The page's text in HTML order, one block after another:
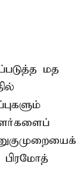
மத
பிரமோத்